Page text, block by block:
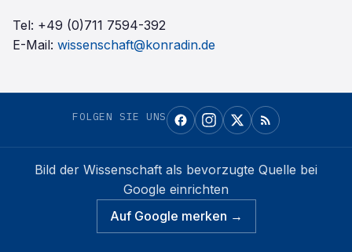
Tel: +49 (0)711 7594-392
E-Mail: wissenschaft@konradin.de
FOLGEN SIE UNS
Bild der Wissenschaft als bevorzugte Quelle bei
Google einrichten
Auf Google merken →